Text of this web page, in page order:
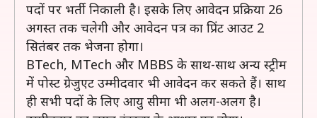
पदों पर भर्ती निकाली है। इसके लिए आवेदन प्रक्रिया 26
अगस्त तक चलेगी और आवेदन पत्र का प्रिंट आउट 2
सितंबर तक भेजना होगा।
BTech, MTech और MBBS के साथ-साथ अन्य स्ट्रीम
में पोस्ट ग्रेजुएट उम्मीदवार भी आवेदन कर सकते हैं। साथ
ही सभी पदों के लिए आयु सीमा भी अलग-अलग है।